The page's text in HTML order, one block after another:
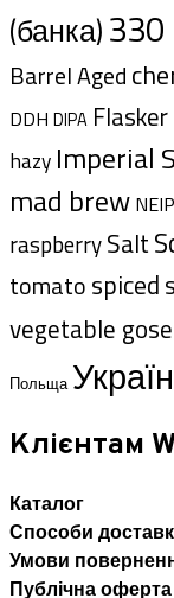
(банка)330
Barrel Aged
DDH DIPA Flasker
hazy Imperial
mad brew
raspberrySalt
tomatospiced
vegetable gose
Польща
Клієнтам
Каталог
Способи
Умови
Публічна оферта